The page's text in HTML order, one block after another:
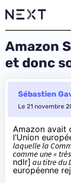
Amazon
et donc
Sébastien
Le 21 novembre
Amazon avait
l’Union
laquelle la
comme une «
ndlr] au titre du
européenne